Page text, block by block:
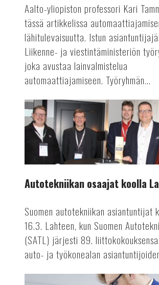
Aalto-yliopiston professori Kari
tässä artikkelissa
lähitulevaisuutta. Istun
Liikenne- ja viestintäministeriön
joka avustaa lainvalmistelua
automaattiajamiseen. Työryhmän...
Autotekniikan
osaajat
koolla
Lahdessa
Autotekniikan osaajat koolla
Suomen autotekniikan asiantuntijat
16.3. Lahteen, kun Suomen
(SATL) järjesti 89.
auto- ja työkonealan